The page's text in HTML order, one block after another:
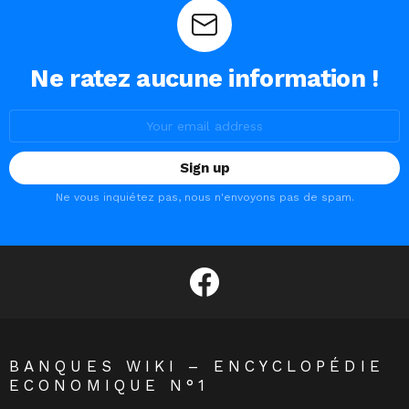
Ne ratez aucune information !
Ne vous inquiétez pas, nous n'envoyons pas de spam.
facebook
BANQUES WIKI – ENCYCLOPÉDIE
ECONOMIQUE N°1